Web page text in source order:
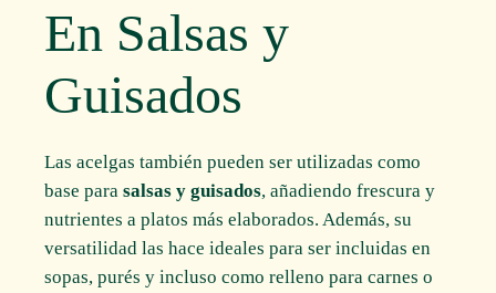
En Salsas y
Guisados
Las acelgas también pueden ser utilizadas como
base parasalsas y guisados, añadiendo frescura y
nutrientes a platos más elaborados. Además, su
versatilidad las hace ideales para ser incluidas en
sopas, purés y incluso como relleno para carnes o